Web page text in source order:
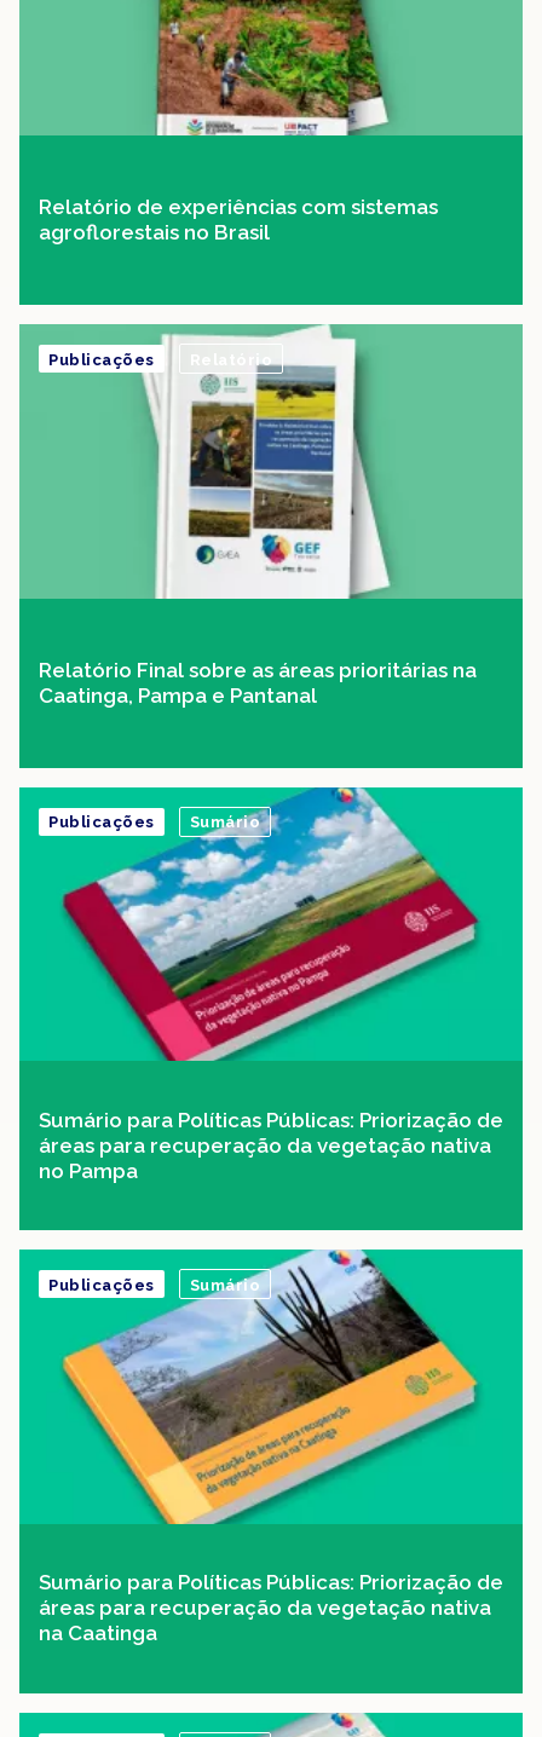
Relatório de experiências com sistemas
agroflorestais no Brasil
Relatório Final sobre as áreas prioritárias na
Caatinga, Pampa e Pantanal
Publicações
Sumário para Políticas Públicas: Priorização de
áreas para recuperação da vegetação nativa
no Pampa
Publicações Sumário
Sumário para Políticas Públicas: Priorização de
áreas para recuperação da vegetação nativa
na Caatinga
Publicações Sumário